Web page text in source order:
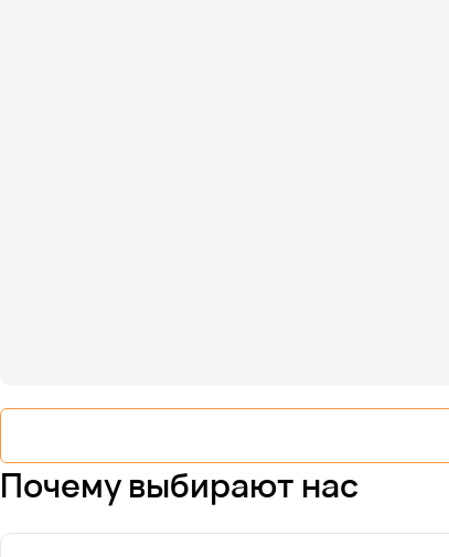
Почему выбирают нас